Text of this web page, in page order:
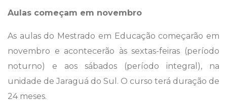
Aulas começam em novembro
As aulas do Mestrado em Educação começarão em
novembro e acontecerão às sextas-feiras (período
noturno) e aos sábados (período integral), na
unidade de Jaraguá do Sul. O curso terá duração de
24 meses.